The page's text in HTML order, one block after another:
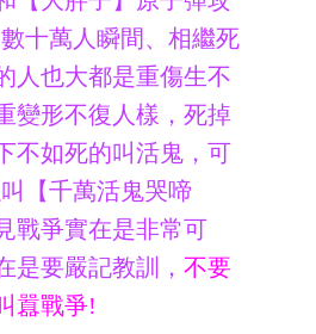
十萬人瞬間、相繼死
人也大都是重傷生不
變形不復人樣，死掉
不如死的叫活鬼，可
【千萬活鬼哭啼
戰爭實在是非常可
是要嚴記教訓， 不要
囂戰爭!